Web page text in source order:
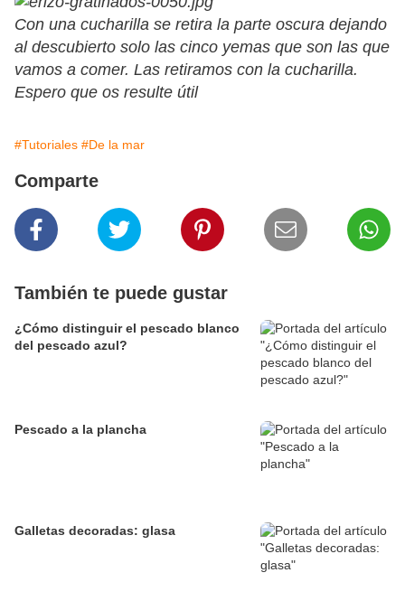
Con una cucharilla se retira la parte oscura dejando
al descubierto solo las cinco yemas que son las que
vamos a comer. Las retiramos con la cucharilla.
Espero que os resulte útil
#Tutoriales #De la mar
Comparte
También te puede gustar
¿Cómo distinguir el pescado blanco
del pescado azul?
Pescado a la plancha
Galletas decoradas: glasa